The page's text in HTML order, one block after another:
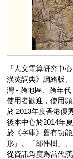
「人文電算研究中
漢英詞典》網絡版
灣 - 跨地區、跨年
使用者歡迎，使用
於 2013年度香港優
後本中心於2014年
於《字庫》舊有功
形」、「部件樹」
從資訊角度為當代